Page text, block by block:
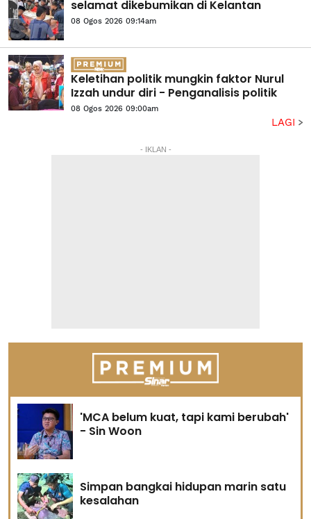
selamat dikebumikan di Kelantan
08 Ogos 2026 09:14am
Keletihan politik mungkin faktor Nurul
Izzah undur diri - Penganalisis politik
08 Ogos 2026 09:00am
LAGI
- IKLAN -
'MCA belum kuat, tapi kami berubah'
- Sin Woon
Simpan bangkai hidupan marin satu
kesalahan